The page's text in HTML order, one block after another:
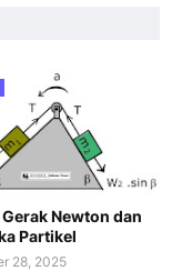
Newton dan
Partikel
28, 2025